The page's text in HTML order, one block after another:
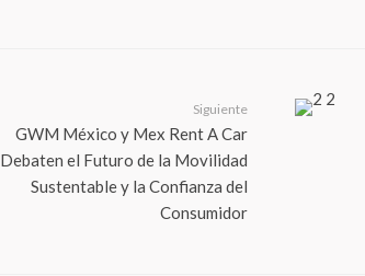
Siguiente
GWM México y Mex Rent A Car
Debaten el Futuro de la Movilidad
Sustentable y la Confianza del
Consumidor